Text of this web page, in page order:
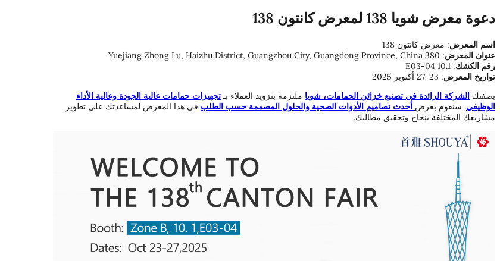
دعوة معرض شويا 138 لمعرض كانتون 138
اسم المعرض: معرض كانتون 138
عنوان المعرض: 380 Yuejiang Zhong Lu, Haizhu District, Guangzhou City, Guangdong Province, China
رقم الكشك: 10.1 E03-04
تواريخ المعرض: 23-27 أكتوبر 2025
بصفتك الشركة الرائدة في تصنيع خزائن الحمامات، شويا ملتزمة بتزويد العملاء بـتجهيزات حمامات عالية الجودة وعالية الأداء
الوظيفي. سنقوم بعرض أحدث تصاميم الأدوات الصحية والحلول المصممة حسب الطلب في هذا المعرض لمساعدتك على تطوير
مشاريعك المختلفة بنجاح وتحقيق مطالبك.